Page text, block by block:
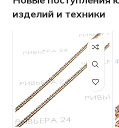
изделий и техники